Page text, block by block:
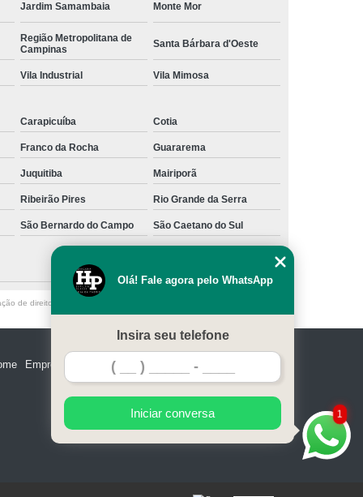
Jardim Samambaia Monte Mor
Região Metropolitana de
Campinas
Santa Bárbara d'Oeste
Vila Industrial Vila Mimosa
Carapicuíba Cotia
Franco da Rocha Guararema
Juquitiba Mairiporã
Ribeirão Pires Rio Grande da Serra
São Bernardo do Campo São Caetano do Sul
de direito autoral – artigo 184 do Código Penal –
Empresa Serviços Contato
1
Olá! Fale agora pelo WhatsApp
Insira seu telefone
Iniciar conversa